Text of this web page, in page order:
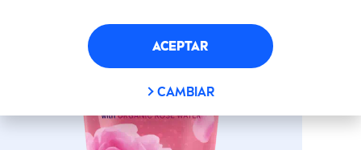
ACEPTAR
CAMBIAR